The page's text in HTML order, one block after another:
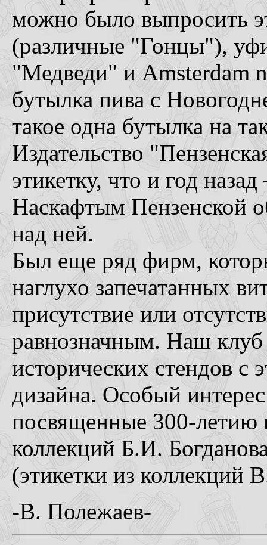
можно было выпросить
(различные "Гонцы"),
"Медведи" и Amsterdam
бутылка пива с
такое одна бутылка на
Издательство
этикетку, что и год
Наскафтым Пензенской
над ней.
Был еще ряд фирм,
наглухо запечатанных
присутствие или
равнозначным. Наш клуб
исторических стендов с
дизайна. Особый
посвященные 300-летию
коллекций Б.И.
(этикетки из коллекций
-В. Полежаев-